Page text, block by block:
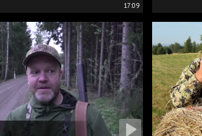
17:09